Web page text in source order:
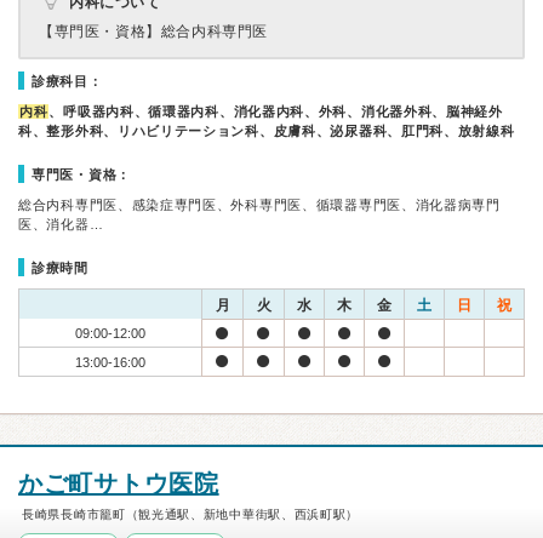
【専門医・資格】 総合内科専門医
診療科目：
内科、呼吸器内科、循環器内科、消化器内科、外科、消化器外科、脳神経外
科、整形外科、リハビリテーション科、皮膚科、泌尿器科、肛門科、放射線科
専門医・資格：
総合内科専門医、感染症専門医、外科専門医、循環器専門医、消化器病専門
医、消化器…
診療時間
月 火 水 木 金 土 日 祝
09:00-12:00
13:00-16:00
かご町サトウ医院
長崎県長崎市籠町（観光通駅、新地中華街駅、西浜町駅）